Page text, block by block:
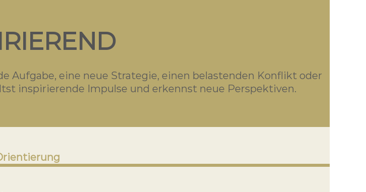
Aufgabe, eine neue Strategie, einen belastenden Konflikt oder
inspirierende Impulse und erkennst neue Perspektiven.